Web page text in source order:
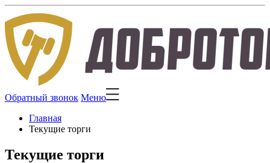
Обратный звонок Меню
Главная
Текущие торги
Текущие торги